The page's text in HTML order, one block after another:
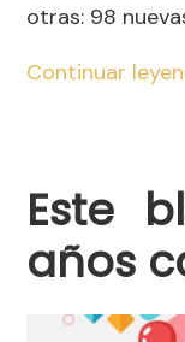
otras: 98
Continuar
Este
años